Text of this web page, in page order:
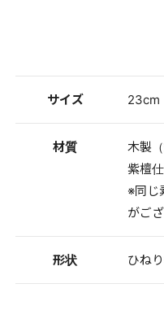
サイズ 23cm
材質
木製
紫檀
※同じ
がご
形状 ひね